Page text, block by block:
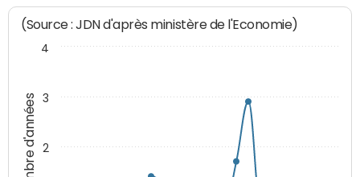
Nombre d'années
(Source : JDN d'après ministère de l'Economie)
2
3
4